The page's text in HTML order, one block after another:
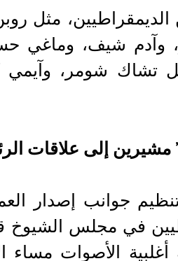
مثل
وآدم شيف،
شومر، وآيمي
إلى علاقات
جوانب إصدار
في مجلس الشيوخ
الأصوات مساء